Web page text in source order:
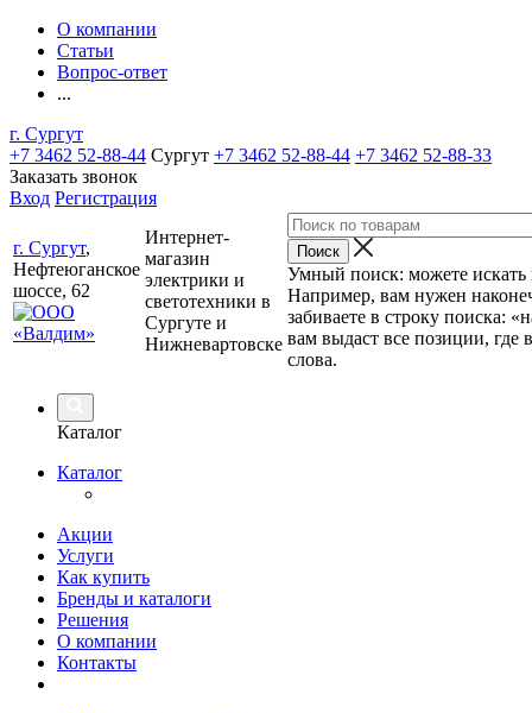
О компании
Статьи
Вопрос-ответ
...
г. Сургут
+7 3462 52-88-44 Сургут +7 3462 52-88-44 +7 3462 52-88-33
Заказать звонок
Вход Регистрация
г. Сургут,
Нефтеюганское
шоссе, 62
Интернет-
магазин
электрики и
светотехники в
Сургуте и
Нижневартовске
Умный поиск: можете искать
Например, вам нужен
забиваете в строку поиска:
вам выдаст все позиции, где
слова.
Каталог
Каталог
Акции
Услуги
Как купить
Бренды и каталоги
Решения
О компании
Контакты